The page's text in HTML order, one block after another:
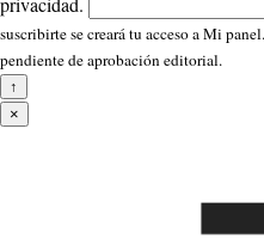
suscribirte se creará tu acceso a Mi
pendiente de aprobación editorial.
↑
×